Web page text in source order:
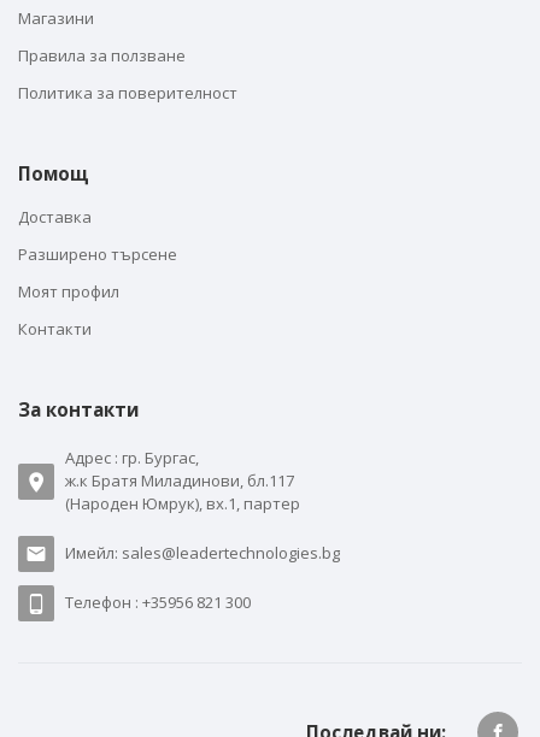
Магазини
Правила за ползване
Политика за поверителност
Помощ
Доставка
Разширено търсене
Моят профил
Контакти
За контакти
Адрес : гр. Бургас,
ж.к Братя Миладинови, бл.117
(Народен Юмрук), вх.1, партер
Имейл: sales@leadertechnologies.bg
Телефон : +35956 821 300